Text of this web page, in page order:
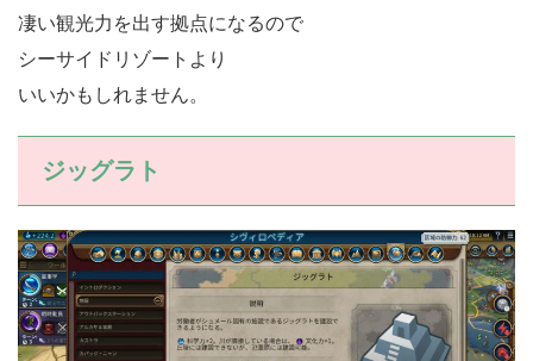
凄い観光力を出す拠点になるので
シーサイドリゾートより
いいかもしれません。
ジッグラト